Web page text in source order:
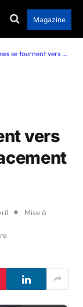
Magazine
de remplacement de la testostérone
vers
Mise à